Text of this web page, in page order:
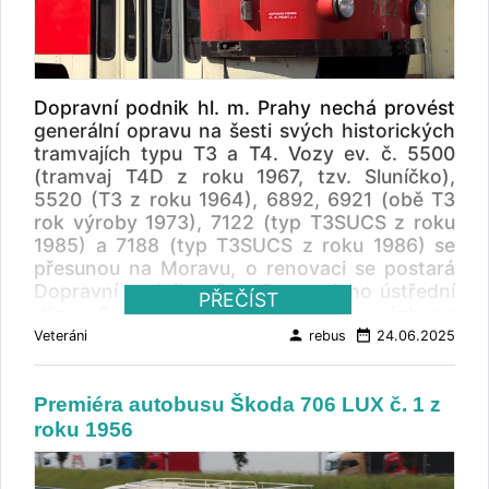
historických vozidel a provozovaní na
pozemních komunikacích. Hlavně vzhledem k
nedostupnosti náhradních dílů tak bude
renovace náročná. Zliner má na opravu vozu
2 roky, stát bude 11,9 mil. Kč bez DPH.
Dopravní podnik Prahy obdržel 40 městských
autobusů Ikarus 620 na konci roku 1963,
tento konkrétní vůz v Praze však nikdy
nejezdil. Ve sbírce Muzea MHD bude
zastupovat tovární provedení těchto vozů v
Praze.
Dopravní podnik hl. m. Prahy nechá provést
generální opravu na šesti svých historických
tramvajích typu T3 a T4. Vozy ev. č. 5500
(tramvaj T4D z roku 1967, tzv. Sluníčko),
5520 (T3 z roku 1964), 6892, 6921 (obě T3
rok výroby 1973), 7122 (typ T3SUCS z roku
1985) a 7188 (typ T3SUCS z roku 1986) se
přesunou na Moravu, o renovaci se postará
Dopravní podnik města Brna a jeho ústřední
dílny. Opravu podvozků a elektrovýzbroje
provede DPP. Brněnský dopravce opraví dvě
tramvaje ročně, kompletně bude tento
stát 60 milionů korun.
„ Všech šest historických vozů potřebuje
generální opravu, v jednom případě spojenou
s přestavbou. Vůz T3 stávajícího ev. č. 5520
PŘEČÍST
Veteráni person rebus date_range 24.06.2025
Premiéra autobusu Škoda 706 LUX č. 1 z
roku 1956